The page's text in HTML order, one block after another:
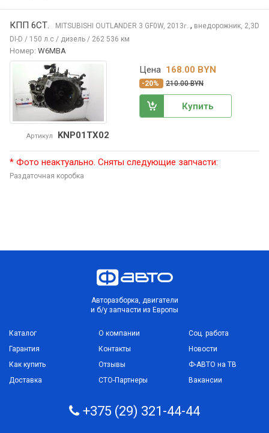
КПП 6СТ. MITSUBISHI OUTLANDER 3 GF0W, 2013г. , внедорожник, 2,3D
DI-D / 150 л.с / дизель / 262 536 км
Номер: W6MBA
Артикул KNP01TX02
Цена 168.00 BYN
-20% 210.00 BYN
Купить
* Фото неактуально. Сняты следующие запчасти:
Раздаточная коробка
Авторазборка, двигатели
и б/у запчасти из Европы
Каталог
Гарантия
Как купить
Доставка
О компании
Контакты
Отзывы
СТО-Партнеры
Соц. работа
Новости
Ф-АВТО на ТВ
Вакансии
+375 (29) 321-44-44